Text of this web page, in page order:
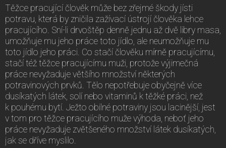
Těžce pracující člověk může bez zřejmé škody jísti
potravu, která by zničila zažívací ústrojí člověka lehce
pracujícího. Sní-li drvoštěp denně jednu až dvě libry masa,
umožňuje mu jeho práce toto jídlo, ale neumožňuje mu
toto jídlo jeho práci. Co stačí člověku mírně pracujícímu,
stačí též těžce pracujícímu muži, protože výjimečná
práce nevyžaduje většího množství některých
potravinových prvků. Tělo nepotřebuje obyčejně více
dusíkatých látek, solí nebo vitaminů k těžké práci, než
k pouhému bytí. Ježto obilné potraviny jsou lacinější, jest
v tom pro těžce pracujícího muže výhoda, neboť jeho
práce nevyžaduje zvětšeného množství látek dusíkatých,
jak se dříve myslilo.